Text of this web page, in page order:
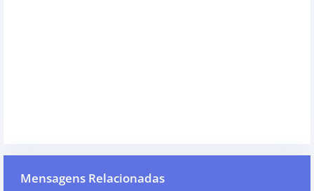
Mensagens Relacionadas